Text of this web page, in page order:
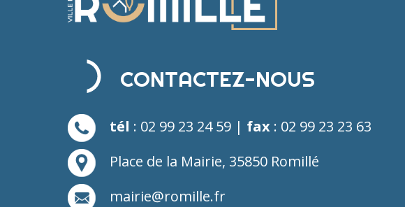
CONTACTEZ-NOUS
tél : 02 99 23 24 59 | fax : 02 99 23 23 63
Place de la Mairie, 35850 Romillé
mairie@romille.fr